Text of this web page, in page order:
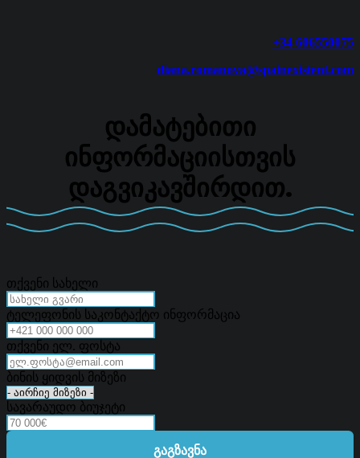
+34 606550075
diana.romanova@spainexistent.com
ᲓᲐᲛᲐᲢᲔᲑᲘᲗᲘ
ᲘᲜᲤᲝᲠᲛᲐᲪᲘᲘᲡᲗᲕᲘᲡ
ᲓᲐᲒᲕᲘᲙᲐᲕᲨᲘᲠᲓᲘᲗ.
თქვენი სახელი
ტელეფონის საკონტაქტო ინფორმაცია
თქვენი ელ. ფოსტა
ბინის ყიდვის მიზეზი
სავარაუდო ბიუჯეტი
ᲒᲐᲒᲖᲐᲕᲜᲐ